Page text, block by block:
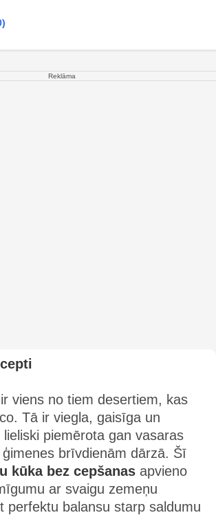
Reklāma
viens no tiem desertiem, kas
Tā ir viegla, gaisīga un
piemērota gan vasaras
brīvdienām dārzā. Šī
kūka bez cepšanas apvieno
ar svaigu zemeņu
perfektu balansu starp saldumu